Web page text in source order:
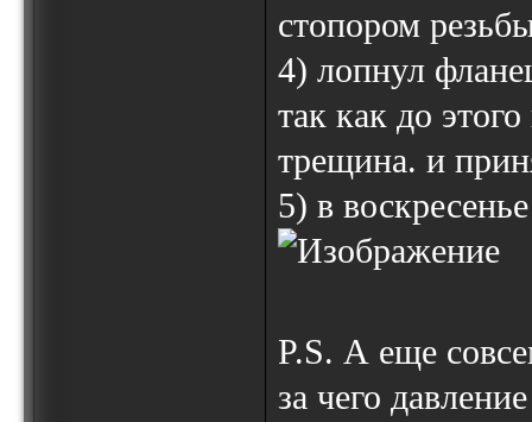
стопором
4) лопнул
так как до
трещина. и
5) в
P.S. А еще
за чего